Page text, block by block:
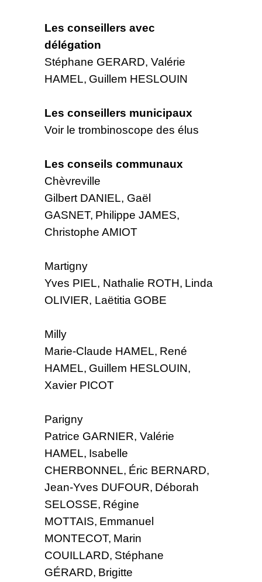
Les conseillers avec
délégation
Stéphane GERARD, Valérie
HAMEL, Guillem HESLOUIN
Les conseillers municipaux
Voir le trombinoscope des élus
Les conseils communaux
Chèvreville
Gilbert DANIEL, Gaël
GASNET, Philippe JAMES,
Christophe AMIOT
Martigny
Yves PIEL, Nathalie ROTH, Linda
OLIVIER, Laëtitia GOBE
Milly
Marie-Claude HAMEL, René
HAMEL, Guillem HESLOUIN,
Xavier PICOT
Parigny
Patrice GARNIER, Valérie
HAMEL, Isabelle
CHERBONNEL, Éric BERNARD,
Jean-Yves DUFOUR, Déborah
SELOSSE, Régine
MOTTAIS, Emmanuel
MONTECOT, Marin
COUILLARD, Stéphane
GÉRARD, Brigitte